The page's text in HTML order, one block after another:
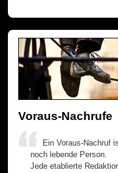
Voraus-Nachrufe
Ein Voraus-Nachruf
noch lebende Person.
Jede etablierte